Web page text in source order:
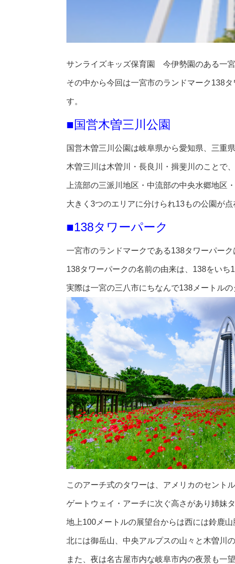
サンライズキッズ保育園 今伊勢園のある一
その中から今回は一宮市のランドマーク138
す。
■国営木曽三川公園
国営木曽三川公園は岐阜県から愛知県、三重
木曽三川は木曽川・長良川・揖斐川のことで、
上流部の三派川地区・中流部の中央水郷地区
大きく3つのエリアに分けられ13もの公園が点
■138タワーパーク
一宮市のランドマークである138タワーパー
138タワーパークの名前の由来は、138をい
実際は一宮の三八市にちなんで138メートルの
このアーチ式のタワーは、アメリカのセント
ゲートウェイ・アーチに次ぐ高さがあり姉妹タ
地上100メートルの展望台からは西には鈴鹿山
北には御岳山、中央アルプスの山々と木曽川
また、夜は名古屋市内な岐阜市内の夜景も一望